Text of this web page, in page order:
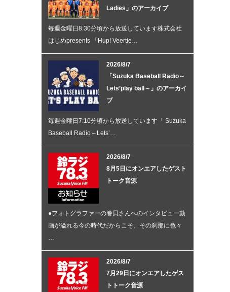
Ladies」のアーカイブ
毎週金曜日8:30分頃から放送しています株式会社
はじめpresents 「Hup! Veertie…
2026/8/7
「Suzuka Baseball Radio～
Lets’play ball～」のアーカイ
ブ
毎週金曜日7:10分頃から放送しています「 Suzuka
Baseball Radio～Lets’…
2026/8/7
8月5日にオンエアしたゲスト
トーク音源
●フォトグラファーの巻貝さんへのインタビュー動
画が溢れる今の時代だからこそ、その刹那に色々
…
2026/8/7
7月29日にオンエアしたゲス
トトーク音源